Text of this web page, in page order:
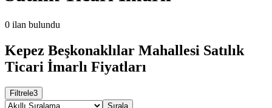
0 ilan bulundu
Kepez Beşkonaklılar Mahallesi Satılık
Ticari İmarlı Fiyatları
Filtrele3
Sırala